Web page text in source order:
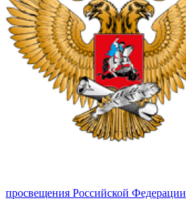
просвещения Российской Федерации